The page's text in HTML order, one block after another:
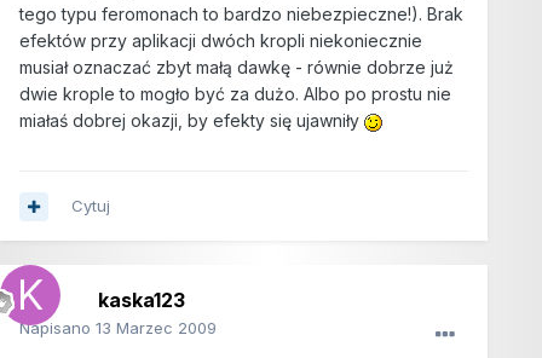
tego typu feromonach to bardzo niebezpieczne!). Brak
efektów przy aplikacji dwóch kropli niekoniecznie
musiał oznaczać zbyt małą dawkę - równie dobrze już
dwie krople to mogło być za dużo. Albo po prostu nie
miałaś dobrej okazji, by efekty się ujawniły
Cytuj
kaska123
Napisano 13 Marzec 2009